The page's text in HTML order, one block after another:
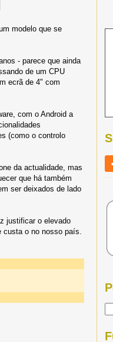
modelo que se
- parece que ainda
de um CPU
ecrã de 4" com
com o Android a
(como o controlo
da actualidade, mas
que há também
ser deixados de lado
justificar o elevado
o no nosso país.